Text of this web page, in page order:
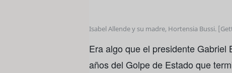
Isabel Allende y su madre, Hortensia Bussi.
Era algo que el presidente
años del Golpe de Estado que